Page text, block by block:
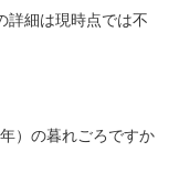
詳細は現時点では不
）の暮れごろですか